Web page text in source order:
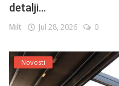
detalji...
Milt Jul 28, 2026 0
Novosti